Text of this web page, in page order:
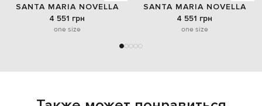
SANTA MARIA NOVELLA
4 551 грн
one size
SANTA MARIA NOVELLA
4 551 грн
one size